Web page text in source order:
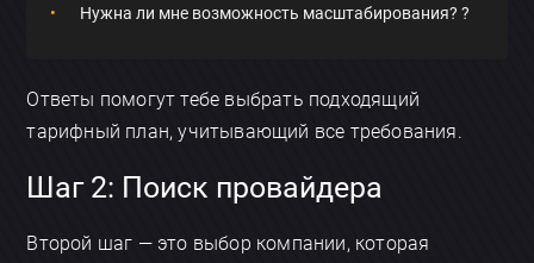
Нужна ли мне возможность масштабирования? ?
Ответы помогут тебе выбрать подходящий
тарифный план, учитывающий все требования.
Шаг 2: Поиск провайдера
Второй шаг — это выбор компании, которая